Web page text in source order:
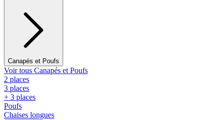
Canapés et Poufs
Voir tous Canapés et Poufs
2 places
3 places
+ 3 places
Poufs
Chaises longues